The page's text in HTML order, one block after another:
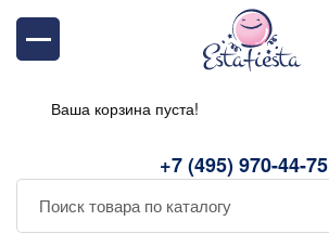
+7 (495) 970-44-75
Ваша корзина пуста!